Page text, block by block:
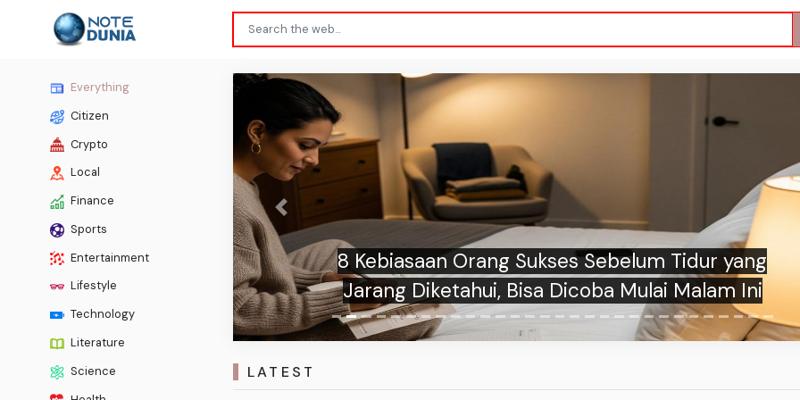
Everything
Citizen
Crypto
Local
Finance
Sports
Entertainment
Lifestyle
Technology
Literature
Science
8 Kebiasaan Orang Sukses Sebelum Tidur yang
Jarang Diketahui, Bisa Dicoba Mulai Malam Ini
Previous
LATEST